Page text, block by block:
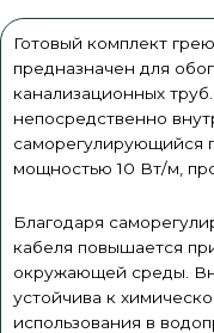
Готовый комплект
предназначен для
канализационных
непосредственно
саморегулирующийся
мощностью 10 Вт/м,
Благодаря
кабеля повышается
окружающей среды.
устойчива к
использования в